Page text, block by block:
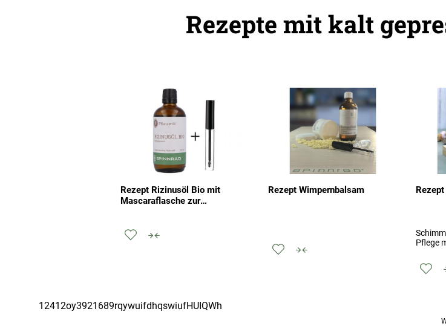
Rezepte mit kalt
Rezept Rizinusöl Bio mit
Mascaraflasche zur
Zur hinzufügen
Rezept Wimpernbalsam
Zur hinzufügen
Pflege
12412oy3921689rqywuifdhqswiufHUIQWh